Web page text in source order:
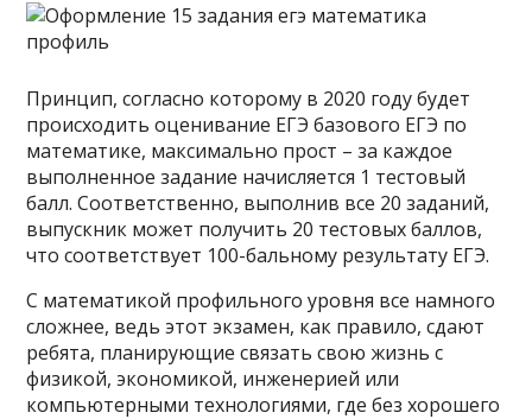
Принцип, согласно которому в 2020 году будет
происходить оценивание ЕГЭ базового ЕГЭ по
математике, максимально прост – за каждое
выполненное задание начисляется 1 тестовый
балл. Соответственно, выполнив все 20 заданий,
выпускник может получить 20 тестовых баллов,
что соответствует 100-бальному результату ЕГЭ.
С математикой профильного уровня все намного
сложнее, ведь этот экзамен, как правило, сдают
ребята, планирующие связать свою жизнь с
физикой, экономикой, инженерией или
компьютерными технологиями, где без хорошего